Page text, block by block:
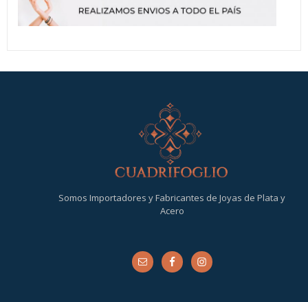
Somos Importadores y Fabricantes de Joyas de Plata y
Acero